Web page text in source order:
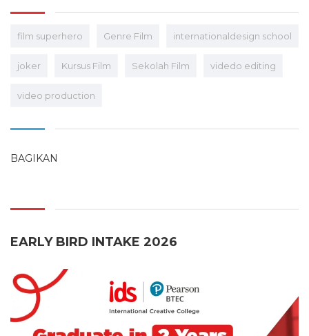
film superhero Genre Film internationaldesign school
joker Kursus Film Sekolah Film videdo editing
video production
BAGIKAN
EARLY BIRD INTAKE 2026